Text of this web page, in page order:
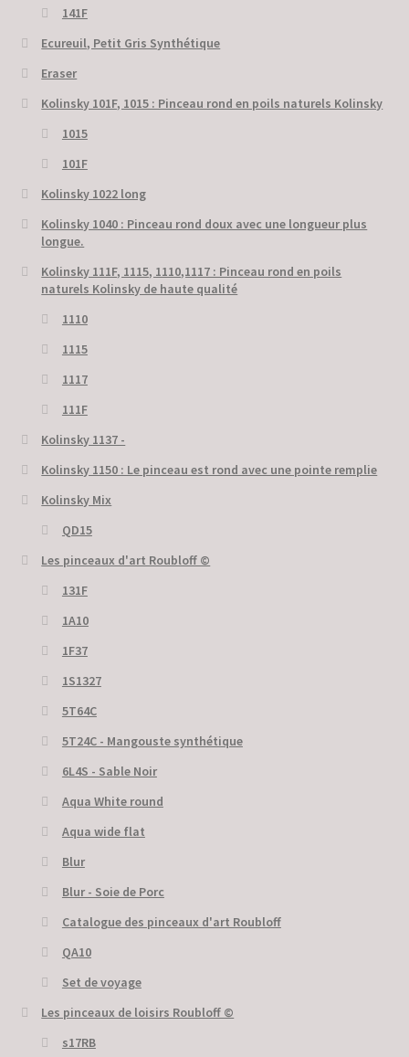
141F
Ecureuil, Petit Gris Synthétique
Eraser
Kolinsky 101F, 1015 : Pinceau rond en poils naturels Kolinsky
1015
101F
Kolinsky 1022 long
Kolinsky 1040 : Pinceau rond doux avec une longueur plus
longue.
Kolinsky 111F, 1115, 1110,1117 : Pinceau rond en poils
naturels Kolinsky de haute qualité
1110
1115
1117
111F
Kolinsky 1137 -
Kolinsky 1150 : Le pinceau est rond avec une pointe remplie
Kolinsky Mix
QD15
Les pinceaux d'art Roubloff ©
131F
1A10
1F37
1S1327
5T64C
5Т24С - Mangouste synthétique
6L4S - Sable Noir
Aqua White round
Aqua wide flat
Blur
Blur - Soie de Porc
Catalogue des pinceaux d'art Roubloff
QA10
Set de voyage
Les pinceaux de loisirs Roubloff ©
s17RB